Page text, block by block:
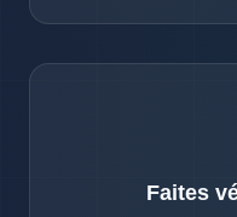
Faites